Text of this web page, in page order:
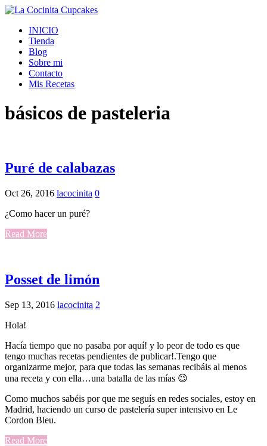
INICIO
Tienda
Blog
Sobre mi
Contacto
Mis Recetas
básicos de pasteleria
Puré de calabazas
Oct 26, 2016 lacocinita 0
¿Como hacer un puré?
Read More
Posset de limón
Sep 13, 2016 lacocinita 2
Hola!
Hacía tiempo que no pasaba por aquí! y lo peor de todo es que
tengo muchas recetas pendientes de publicar!.Tengo que
organizarme mejor, para que todas las semanas recibáis al menos
una receta y con ella…una batalla de las mías 😉
Como muchos sabéis por que me seguís en redes sociales, estoy en
Madrid, haciendo un curso de pastelería super intensivo en Le
Cordon Bleu.
Read More